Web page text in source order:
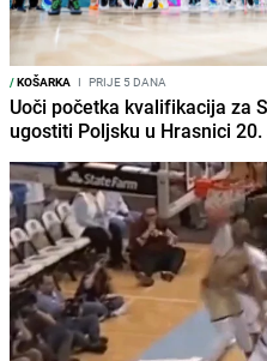
/KOŠARKA I PRIJE 5 DANA
Uoči početka kvalifikacija za
ugostiti Poljsku u Hrasnici